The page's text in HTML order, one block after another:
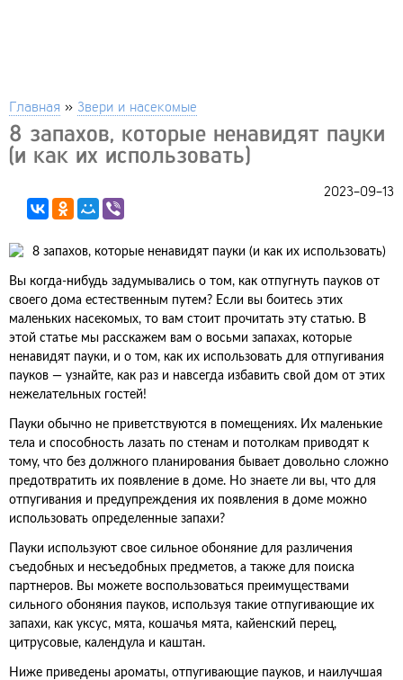
Главная » Звери и насекомые
8 запахов, которые ненавидят пауки
(и как их использовать)
2023-09-13
Вы когда-нибудь задумывались о том, как отпугнуть пауков от
своего дома естественным путем? Если вы боитесь этих
маленьких насекомых, то вам стоит прочитать эту статью. В
этой статье мы расскажем вам о восьми запахах, которые
ненавидят пауки, и о том, как их использовать для отпугивания
пауков — узнайте, как раз и навсегда избавить свой дом от этих
нежелательных гостей!
Пауки обычно не приветствуются в помещениях. Их маленькие
тела и способность лазать по стенам и потолкам приводят к
тому, что без должного планирования бывает довольно сложно
предотвратить их появление в доме. Но знаете ли вы, что для
отпугивания и предупреждения их появления в доме можно
использовать определенные запахи?
Пауки используют свое сильное обоняние для различения
съедобных и несъедобных предметов, а также для поиска
партнеров. Вы можете воспользоваться преимуществами
сильного обоняния пауков, используя такие отпугивающие их
запахи, как уксус, мята, кошачья мята, кайенский перец,
цитрусовые, календула и каштан.
Ниже приведены ароматы, отпугивающие пауков, и наилучшая